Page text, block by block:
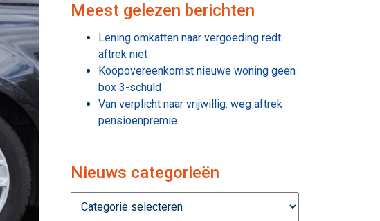
Meest gelezen berichten
Lening omkatten naar vergoeding redt
aftrek niet
Koopovereenkomst nieuwe woning geen
box 3-schuld
Van verplicht naar vrijwillig: weg aftrek
pensioenpremie
Nieuws categorieën
categorieën